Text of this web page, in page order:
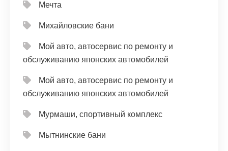
Мечта
Михайловские бани
Мой авто, автосервис по ремонту и
обслуживанию японских автомобилей
Мой авто, автосервис по ремонту и
обслуживанию японских автомобилей
Мурмаши, спортивный комплекс
Мытнинские бани